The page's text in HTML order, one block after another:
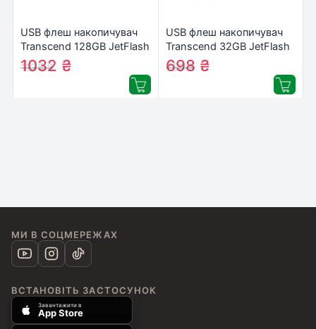
USB флеш накопичувач
Transcend 128GB JetFlash
790 White USB 3.0
(TS128GJF790W)
1135₴
1032 ₴
USB флеш накопичувач
Transcend 32GB JetFlash
590 USB 2.0
(TS32GJF590K)
759₴
698 ₴
МИ В СОЦМЕРЕЖАХ
ВСТАНОВІТЬ ЗАСТОСУНОК
Завантажити в
App Store